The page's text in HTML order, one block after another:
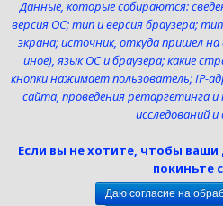
Телефон:
8 (4725) 240725
Электронная почта:
uk-dshi1@belgov.ru
Данные, которые собираются:
версия ОС; тип и версия браузера;
экрана; источник, откуда пришел
иное), язык ОС и браузера; какие
кнопки нажимает пользователь; IP-
сайта, проведения ретаргетинга
исследований и
Если вы не хотите, чтобы
покиньте
Даю согласие на